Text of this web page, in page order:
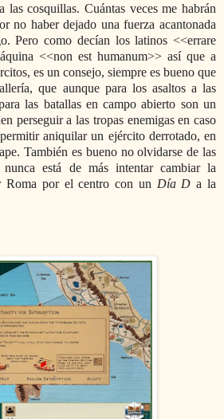
cosquillas. Cuántas veces me habrán
no haber dejado una fuerza acantonada
Pero como decían los latinos <<errare
<<non est humanum>> así que a
es un consejo, siempre es bueno que
que aunque para los asaltos a las
las batallas en campo abierto son un
perseguir a las tropas enemigas en caso
aniquilar un ejército derrotado, en
También es bueno no olvidarse de las
nunca está de más intentar cambiar la
Roma por el centro con un Día D a la